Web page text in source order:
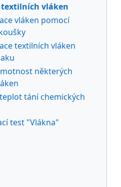
vláken
vláken pomocí
textilních vláken
některých
tání chemických
test "Vlákna"